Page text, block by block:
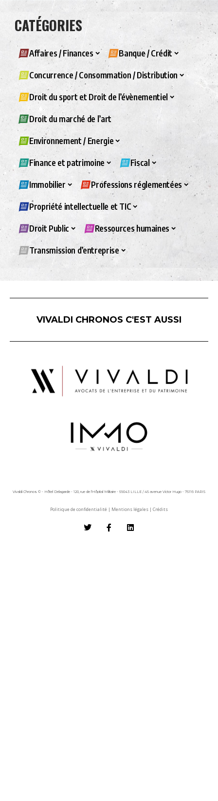
CATÉGORIES
Affaires / Finances Banque / Crédit
Concurrence / Consommation / Distribution
Droit du sport et Droit de l’évènementiel
Droit du marché de l’art
Environnement / Energie
Finance et patrimoine Fiscal
Immobilier Professions réglementées
Propriété intellectuelle et TIC
Droit Public Ressources humaines
Transmission d’entreprise
VIVALDI CHRONOS C'EST AUSSI
Vivaldi Chronos © - Hôtel Delagarde - 120, rue de l'Hôpital Militaire - 59043 LILLE / 45 avenue Victor Hugo - 75116 PARIS
Politique de confidentialité | Mentions légales | Crédits